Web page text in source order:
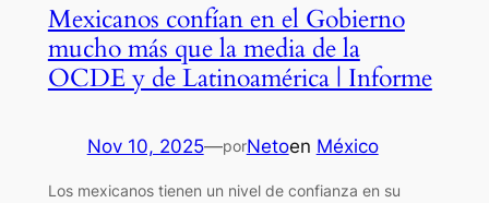
Mexicanos confían en el Gobierno
mucho más que la media de la
OCDE y de Latinoamérica | Informe
Nov 10, 2025—porNetoen México
Los mexicanos tienen un nivel de confianza en su